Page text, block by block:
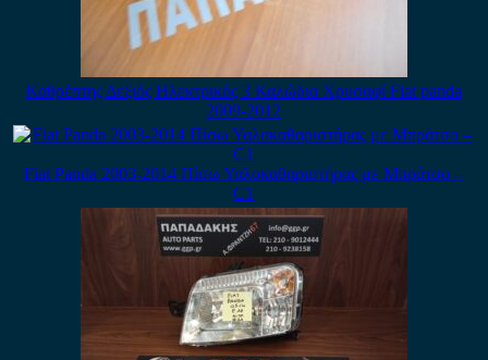
Καθρέπτης Δεξιός Ηλεκτρικός 3 Καλώδια Χρυσαφί Fiat panda
2009-2012
Fiat Panda 2003-2014 Πίσω Υαλοκαθαριστήρας με Μπράτσο –
C1